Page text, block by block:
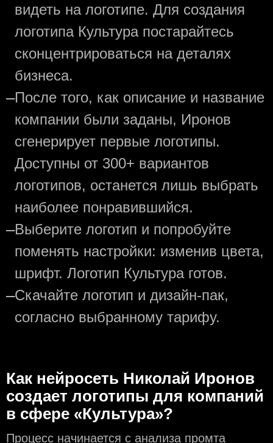
видеть на логотипе. Для создания
логотипа Культура постарайтесь
сконцентрироваться на деталях
бизнеса.
—После того, как описание и название
компании были заданы, Иронов
сгенерирует первые логотипы.
Доступны от 300+ вариантов
логотипов, останется лишь выбрать
наиболее понравившийся.
—Выберите логотип и попробуйте
поменять настройки: изменив цвета,
шрифт. Логотип Культура готов.
—Скачайте логотип и дизайн-пак,
согласно выбранному тарифу.
Как нейросеть Николай Иронов
создаeт логотипы для компаний
в сфере «Культура»?
Процесс начинается с анализа промта